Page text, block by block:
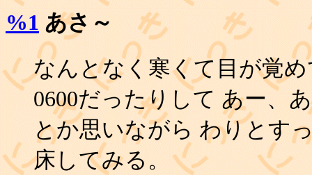
%1 あさ～
なんとなく寒くて目が覚
0600だったりして あー、
とか思いながら わりとす
床してみる。